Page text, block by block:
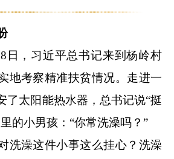
，习近平总书记来到杨岭村
地考察精准扶贫情况。走进一
了太阳能热水器，总书记说“挺
的小男孩：“你常洗澡吗？”
澡这件小事这么挂心？洗澡